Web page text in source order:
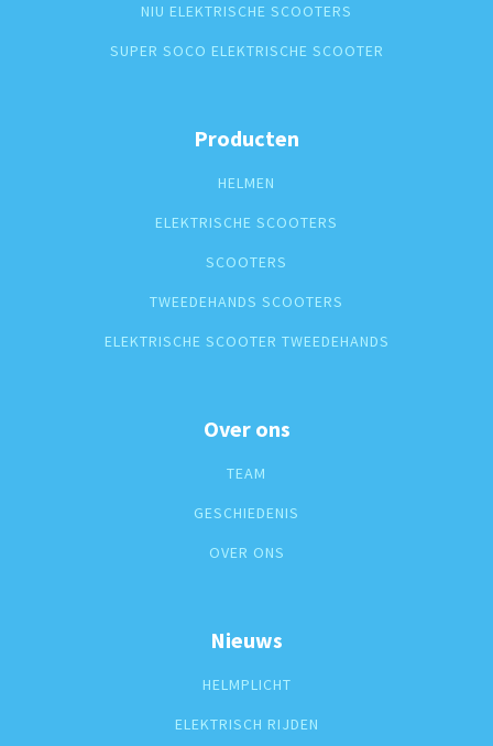
NIU ELEKTRISCHE SCOOTERS
SUPER SOCO ELEKTRISCHE SCOOTER
Producten
HELMEN
ELEKTRISCHE SCOOTERS
SCOOTERS
TWEEDEHANDS SCOOTERS
ELEKTRISCHE SCOOTER TWEEDEHANDS
Over ons
TEAM
GESCHIEDENIS
OVER ONS
Nieuws
HELMPLICHT
ELEKTRISCH RIJDEN